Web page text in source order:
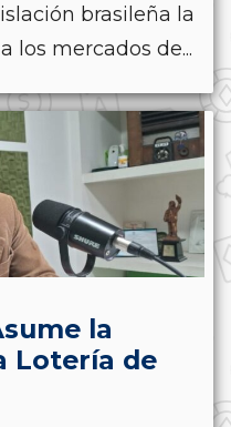
brasileña la
los mercados de...
la
Lotería de